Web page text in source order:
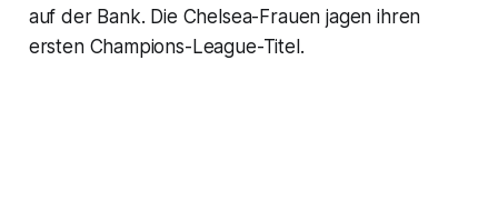
auf der Bank. Die Chelsea-Frauen jagen ihren
ersten Champions-League-Titel.